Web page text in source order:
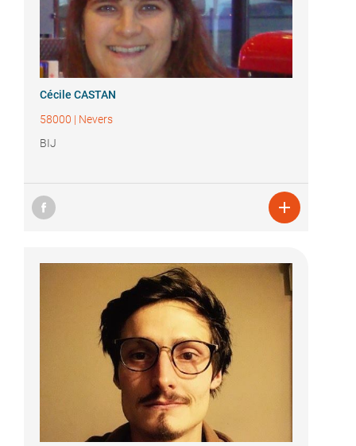
Cécile CASTAN
58000 | Nevers
BIJ
